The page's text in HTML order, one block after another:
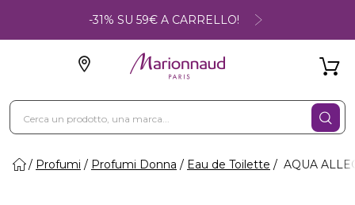
-31% SU 59€ A CARRELLO!
Profumi Profumi Donna Eau de Toilette AQUA